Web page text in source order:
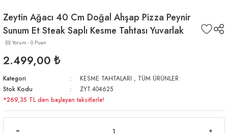
TEPSİ
Fermente Sirkeler
Havrano - Doğal ürünler
Zeytin Ağacı 40 Cm Doğal Ahşap Pizza Peynir
Sunum Et Steak Saplı Kesme Tahtası Yuvarlak
(0) Yorum - 0 Puan
2.499,00 ₺
Kategori KESME TAHTALARI , TÜM ÜRÜNLER
Stok Kodu
ZYT.404625
*269,35 TL den başlayan taksitlerle!